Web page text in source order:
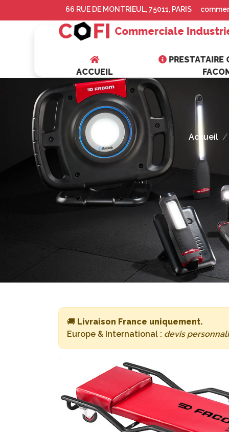
66 RUE DE MONTRIEUL, 75011, PARIS
C FI Commerciale
ACCUEIL
PRESTATAIRE
Accueil
🚚 Livraison France uniquement.
Europe & International : devis